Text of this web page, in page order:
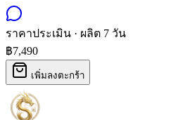
ราคาประเมิน · ผลิต 7 วัน
฿7,490
เพิ่มลงตะกร้า